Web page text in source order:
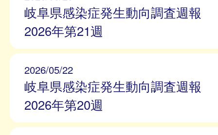
岐阜県感染症発生動向調査週報
2026年第21週
2026/05/22
岐阜県感染症発生動向調査週報
2026年第20週